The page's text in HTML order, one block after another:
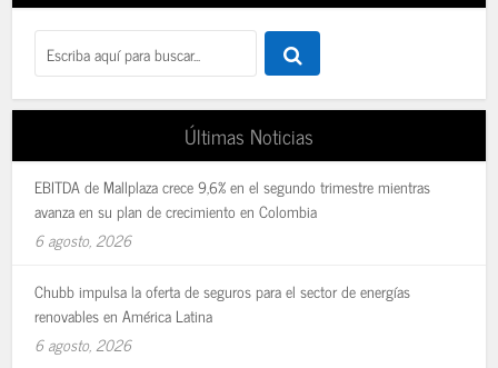
Últimas Noticias
EBITDA de Mallplaza crece 9,6% en el segundo trimestre mientras
avanza en su plan de crecimiento en Colombia
6 agosto, 2026
Chubb impulsa la oferta de seguros para el sector de energías
renovables en América Latina
6 agosto, 2026